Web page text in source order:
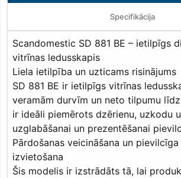
Specifikācija
Scandomestic SD 881 BE – ietilpīgs
vitrīnas ledusskapis
Liela ietilpība un uzticams risinājums
SD 881 BE ir ietilpīgs vitrīnas
veramām durvīm un neto tilpumu
ir ideāli piemērots dzērienu, uzkodu
uzglabāšanai un prezentēšanai
Pārdošanas veicināšana un
izvietošana
Šis modelis ir izstrādāts tā, lai